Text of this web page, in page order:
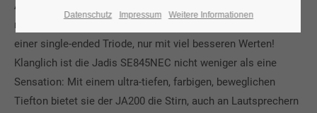
Ausgangsübertrager auch schon ohne Gegenkopplung sehr
niedrige Verzerrungswerte. Dabei gleicht das Spektrum dem
einer single-ended Triode, nur mit viel besseren Werten!
Klanglich ist die Jadis SE845NEC nicht weniger als eine
Sensation: Mit einem ultra-tiefen, farbigen, beweglichen
Tiefton bietet sie der JA200 die Stirn, auch an Lautsprechern
Datenschutz Impressum Weitere Informationen